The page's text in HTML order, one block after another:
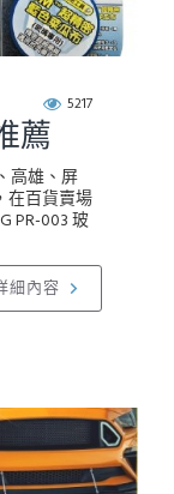
5217
薦
高雄、屏
在百貨賣場
PR-003 玻
細內容